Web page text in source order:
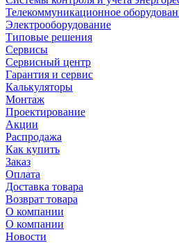
Телекоммуникационное
Электрооборудование
Типовые решения
Сервисы
Сервисный центр
Гарантия и сервис
Калькуляторы
Монтаж
Проектирование
Акции
Распродажа
Как купить
Заказ
Оплата
Доставка товара
Возврат товара
О компании
О компании
Новости